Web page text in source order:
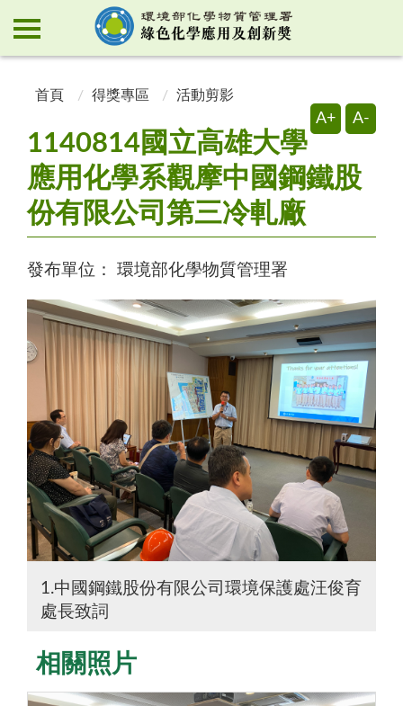
首頁 得獎專區 活動剪影
A+ A-
1140814國立高雄大學
應用化學系觀摩中國鋼鐵股
份有限公司第三冷軋廠
發布單位： 環境部化學物質管理署
1.中國鋼鐵股份有限公司環境保護處汪俊育
處長致詞
相關照片